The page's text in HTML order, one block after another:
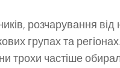
розчарування від
групах та
трохи частіше